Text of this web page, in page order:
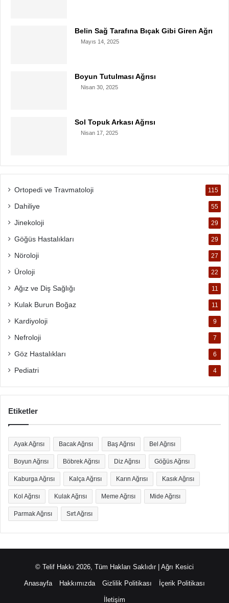
Belin Sağ Tarafına Bıçak Gibi Giren Ağrı
Mayıs 14, 2025
Boyun Tutulması Ağrısı
Nisan 30, 2025
Sol Topuk Arkası Ağrısı
Nisan 17, 2025
Ortopedi ve Travmatoloji 115
Dahiliye 55
Jinekoloji 29
Göğüs Hastalıkları 29
Nöroloji 27
Üroloji 22
Ağız ve Diş Sağlığı 11
Kulak Burun Boğaz 11
Kardiyoloji 9
Nefroloji 7
Göz Hastalıkları 6
Pediatri 4
Etiketler
Ayak Ağrısı Bacak Ağrısı Baş Ağrısı Bel Ağrısı
Boyun Ağrısı Böbrek Ağrısı Diz Ağrısı Göğüs Ağrısı
Kaburga Ağrısı Kalça Ağrısı Karın Ağrısı Kasık Ağrısı
Kol Ağrısı Kulak Ağrısı Meme Ağrısı Mide Ağrısı
Parmak Ağrısı Sırt Ağrısı
© Telif Hakkı 2026, Tüm Hakları Saklıdır | Ağrı Kesici
Anasayfa Hakkımızda Gizlilik Politikası İçerik Politikası
İletişim